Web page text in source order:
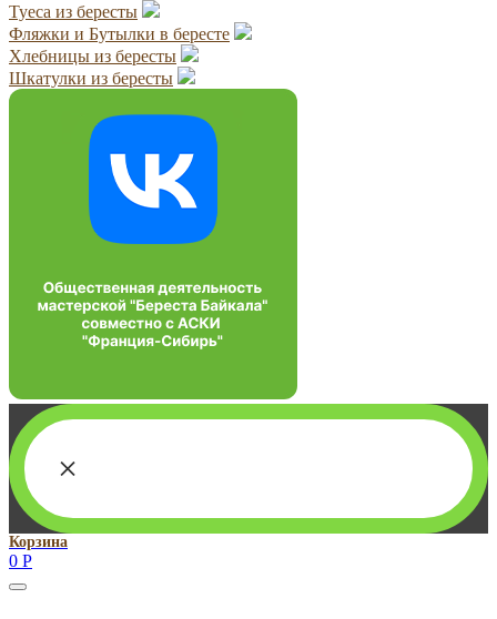
Туеса из бересты
Фляжки и Бутылки в бересте
Хлебницы из бересты
Шкатулки из бересты
×
Корзина
0 Р